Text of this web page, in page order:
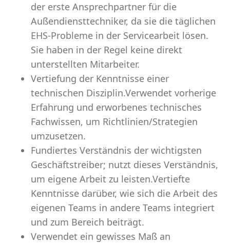
der erste Ansprechpartner für die
Außendiensttechniker, da sie die täglichen
EHS-Probleme in der Servicearbeit lösen.
Sie haben in der Regel keine direkt
unterstellten Mitarbeiter.
Vertiefung der Kenntnisse einer
technischen Disziplin.Verwendet vorherige
Erfahrung und erworbenes technisches
Fachwissen, um Richtlinien/Strategien
umzusetzen.
Fundiertes Verständnis der wichtigsten
Geschäftstreiber; nutzt dieses Verständnis,
um eigene Arbeit zu leisten.Vertiefte
Kenntnisse darüber, wie sich die Arbeit des
eigenen Teams in andere Teams integriert
und zum Bereich beiträgt.
Verwendet ein gewisses Maß an